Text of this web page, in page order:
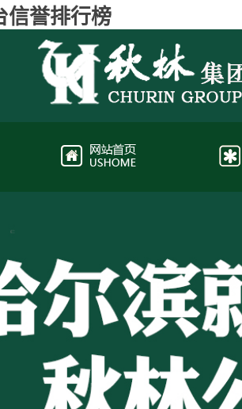
信誉排行榜
媒体报道 综合新闻 秋林史志